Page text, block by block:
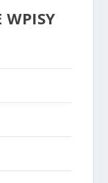
WPISY